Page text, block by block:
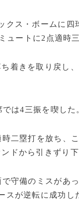
クス・ボームに四
ュートに2点適時
着きを取り戻し
は4三振を喫した
二塁打を放ち、
ドから引きずり下
守備のミスがあ
スが逆転に成功し